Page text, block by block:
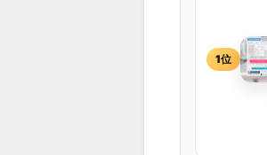
1位